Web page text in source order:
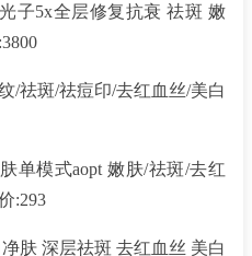
子5x全层修复抗衰 祛斑 嫩
/祛斑/祛痘印/去红血丝/美白
单模式aopt 嫩肤/祛斑/去红
:293
肤 深层祛斑 去红血丝 美白